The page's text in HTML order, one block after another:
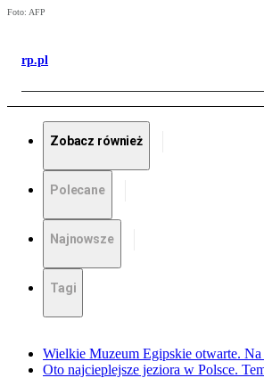
Foto: AFP
rp.pl
Zobacz również
Polecane
Najnowsze
Tagi
Wielkie Muzeum Egipskie otwarte. Na
Oto najcieplejsze jeziora w Polsce.